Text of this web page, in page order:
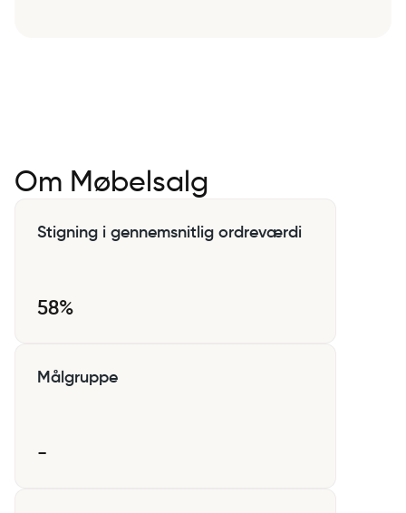
Om Møbelsalg
Stigning i gennemsnitlig ordreværdi
58%
Målgruppe
-